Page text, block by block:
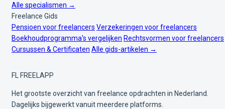
Alle specialismen →
Freelance Gids
Pensioen voor freelancers Verzekeringen voor freelancers
Boekhoudprogramma's vergelijken Rechtsvormen voor freelancers
Cursussen & Certificaten Alle gids-artikelen →
FL FREELAPP
Het grootste overzicht van freelance opdrachten in Nederland.
Dagelijks bijgewerkt vanuit meerdere platforms.